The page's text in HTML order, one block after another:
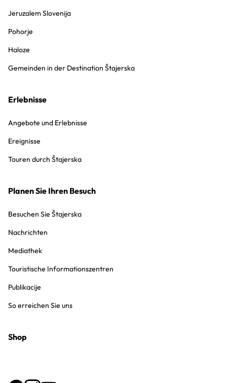
Jeruzalem Slovenija
Pohorje
Haloze
Gemeinden in der Destination Štajerska
Erlebnisse
Angebote und Erlebnisse
Ereignisse
Touren durch Štajerska
Planen Sie Ihren Besuch
Besuchen Sie Štajerska
Nachrichten
Mediathek
Touristische Informationszentren
Publikacije
So erreichen Sie uns
Shop